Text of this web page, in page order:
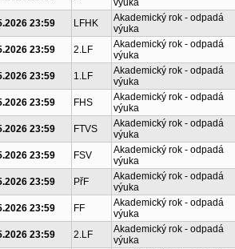
výuka
23:59 LFHK
Akademický rok - odpadá
výuka
23:59 2.LF
Akademický rok - odpadá
výuka
23:59 1.LF
Akademický rok - odpadá
výuka
23:59 FHS
Akademický rok - odpadá
výuka
23:59 FTVS
Akademický rok - odpadá
výuka
23:59 FSV
Akademický rok - odpadá
výuka
23:59 PřF
Akademický rok - odpadá
výuka
23:59 FF
Akademický rok - odpadá
výuka
23:59 2.LF
Akademický rok - odpadá
výuka